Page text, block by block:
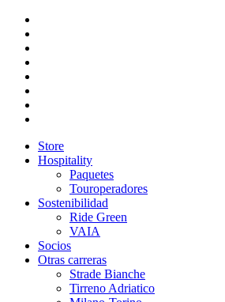
Store
Hospitality
Paquetes
Touroperadores
Sostenibilidad
Ride Green
VAIA
Socios
Otras carreras
Strade Bianche
Tirreno Adriatico